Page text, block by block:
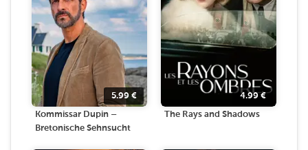
5.99 €
Kommissar Dupin –
Bretonische Sehnsucht
4.99€
The Rays and Shadows